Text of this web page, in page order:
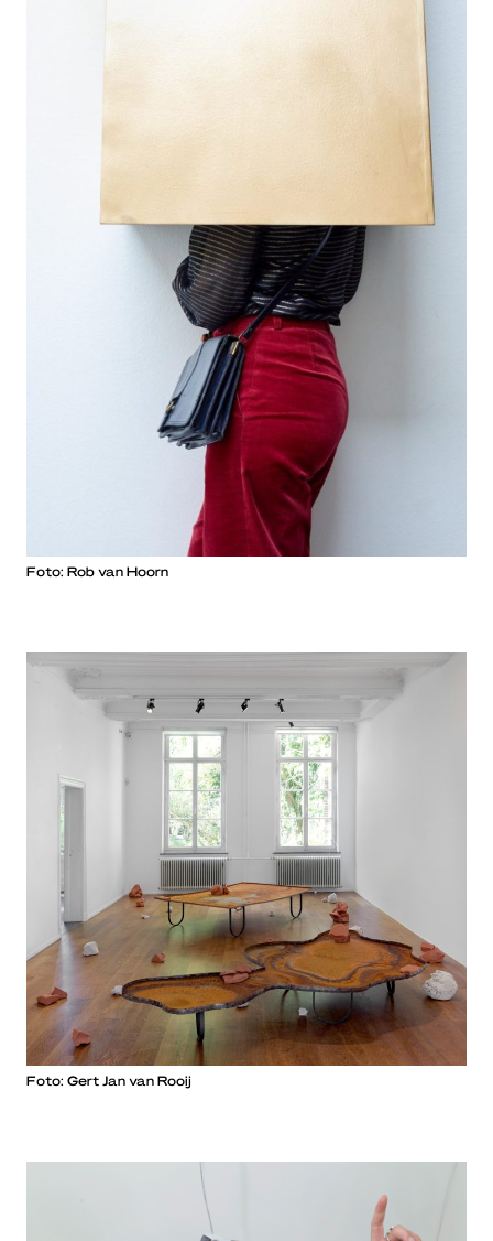
Foto: Rob van Hoorn
Foto: Gert Jan van Rooij